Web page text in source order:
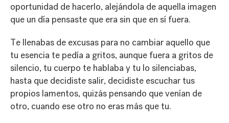
oportunidad de hacerlo, alejándola de aquella imagen
que un día pensaste que era sin que en sí fuera.
Te llenabas de excusas para no cambiar aquello que
tu esencia te pedía a gritos, aunque fuera a gritos de
silencio, tu cuerpo te hablaba y tu lo silenciabas,
hasta que decidiste salir, decidiste escuchar tus
propios lamentos, quizás pensando que venían de
otro, cuando ese otro no eras más que tu.